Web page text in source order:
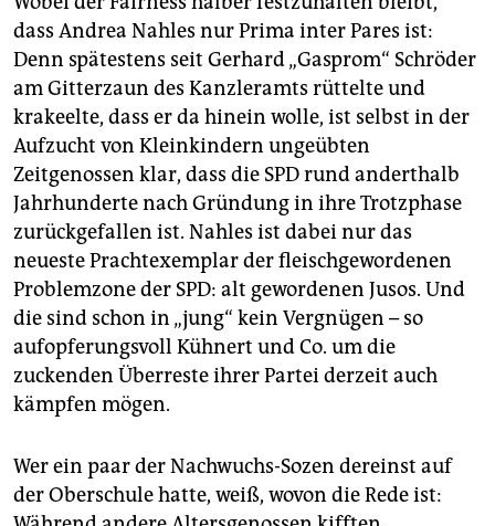
dass Andrea Nahles nur Prima inter Pares ist:
Denn spätestens seit Gerhard „Gasprom“ Schröder
am Gitterzaun des Kanzleramts rüttelte und
krakeelte, dass er da hinein wolle, ist selbst in der
Aufzucht von Kleinkindern ungeübten
Zeitgenossen klar, dass die SPD rund anderthalb
Jahrhunderte nach Gründung in ihre Trotzphase
zurückgefallen ist. Nahles ist dabei nur das
neueste Prachtexemplar der fleischgewordenen
Problemzone der SPD: alt gewordenen Jusos. Und
die sind schon in „jung“ kein Vergnügen – so
aufopferungsvoll Kühnert und Co. um die
zuckenden Überreste ihrer Partei derzeit auch
kämpfen mögen.
Wer ein paar der Nachwuchs-Sozen dereinst auf
der Oberschule hatte, weiß, wovon die Rede ist: